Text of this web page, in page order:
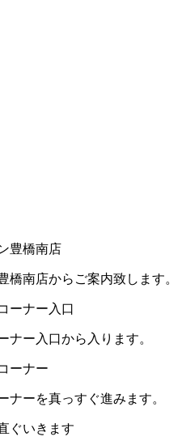
橋南店からご案内致します。
ナー入口から入ります。
ナーを真っすぐ進みます。